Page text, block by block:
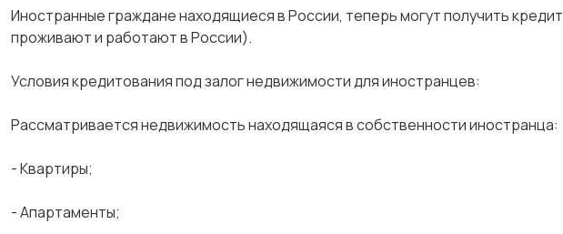
Иностранные граждане находящиеся в России, теперь могут получить
проживают и работают в России).
Условия кредитования под залог недвижимости для иностранцев:
Рассматривается недвижимость находящаяся в собственности иностранца:
- Квартиры;
- Апартаменты;